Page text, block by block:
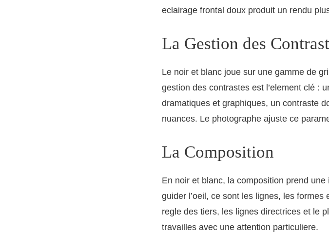
eclairage frontal doux produit un rendu
La Gestion des
Le noir et blanc joue sur une gamme de
gestion des contrastes est l’element clé :
dramatiques et graphiques, un contraste
nuances. Le photographe ajuste ce
La Composition
En noir et blanc, la composition prend
guider l’oeil, ce sont les lignes, les formes
regle des tiers, les lignes directrices et le
travailles avec une attention particuliere.